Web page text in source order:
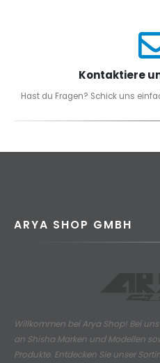
Kontaktiere
Hast du Fragen? Schick uns
ARYA SHOP GMBH
Willkommen bei Arya Shop! Bei
an Shisha Marken und Modellen
Produkte. Entdecken Sie unser